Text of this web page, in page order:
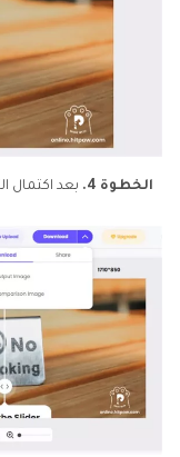
الخطوة 4. بعد اكتمال